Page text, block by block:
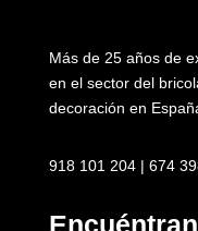
Más de 25 años de
en el sector del
decoración en
918 101 204 | 674